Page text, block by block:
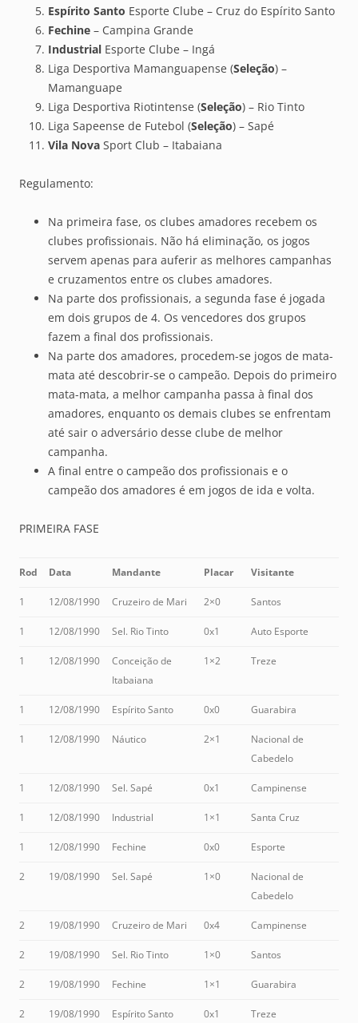
Espírito Santo Esporte Clube – Cruz do Espírito Santo
Fechine – Campina Grande
Industrial Esporte Clube – Ingá
Liga Desportiva Mamanguapense (Seleção) –
Mamanguape
Liga Desportiva Riotintense (Seleção) – Rio Tinto
Liga Sapeense de Futebol (Seleção) – Sapé
Vila Nova Sport Club – Itabaiana
Regulamento:
Na primeira fase, os clubes amadores recebem os
clubes profissionais. Não há eliminação, os jogos
servem apenas para auferir as melhores campanhas
e cruzamentos entre os clubes amadores.
Na parte dos profissionais, a segunda fase é jogada
em dois grupos de 4. Os vencedores dos grupos
fazem a final dos profissionais.
Na parte dos amadores, procedem-se jogos de mata-
mata até descobrir-se o campeão. Depois do primeiro
mata-mata, a melhor campanha passa à final dos
amadores, enquanto os demais clubes se enfrentam
até sair o adversário desse clube de melhor
campanha.
A final entre o campeão dos profissionais e o
campeão dos amadores é em jogos de ida e volta.
PRIMEIRA FASE
Rod Data Mandante Placar Visitante
1 12/08/1990 Cruzeiro de Mari 2×0 Santos
1 12/08/1990 Sel. Rio Tinto 0x1 Auto Esporte
1 12/08/1990
Conceição de
Itabaiana
1×2 Treze
1 12/08/1990 Espírito Santo 0x0 Guarabira
1 12/08/1990 Náutico 2×1
Nacional de
Cabedelo
1 12/08/1990 Sel. Sapé 0x1 Campinense
1 12/08/1990 Industrial 1×1 Santa Cruz
1 12/08/1990 Fechine 0x0 Esporte
2 19/08/1990 Sel. Sapé 1×0
Nacional de
Cabedelo
2 19/08/1990 Cruzeiro de Mari 0x4 Campinense
2 19/08/1990 Sel. Rio Tinto 1×0 Santos
2 19/08/1990 Fechine 1×1 Guarabira
2 19/08/1990 Espírito Santo 0x1 Treze